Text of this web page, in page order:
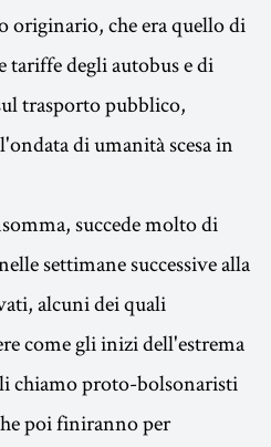
che era quello di
tariffe degli autobus e di
trasporto pubblico,
di umanità scesa in
succede molto di
settimane successive alla
alcuni dei quali
come gli inizi dell'estrema
chiamo proto-bolsonaristi
poi finiranno per